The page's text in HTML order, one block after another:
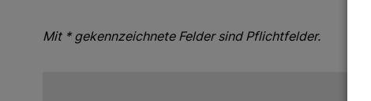
Mit * gekennzeichnete Felder sind Pflichtfelder.